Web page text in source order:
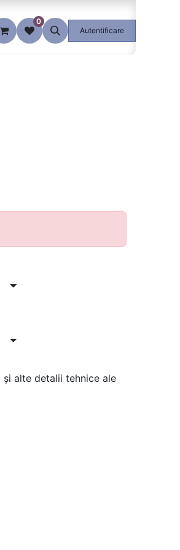
0
Autentificare
alte detalii tehnice ale